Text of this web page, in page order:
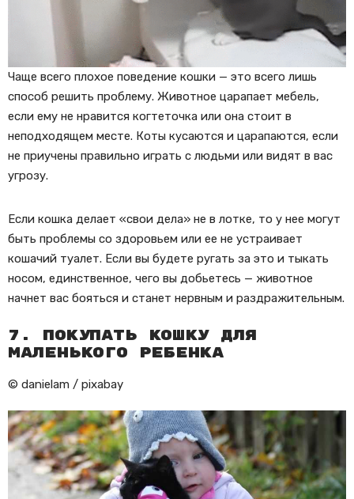
Чаще всего плохое поведение кошки — это всего лишь
способ решить проблему. Животное царапает мебель,
если ему не нравится когтеточка или она стоит в
неподходящем месте. Коты кусаются и царапаются, если
не приучены правильно играть с людьми или видят в вас
угрозу.
Если кошка делает «свои дела» не в лотке, то у нее могут
быть проблемы со здоровьем или ее не устраивает
кошачий туалет. Если вы будете ругать за это и тыкать
носом, единственное, чего вы добьетесь — животное
начнет вас бояться и станет нервным и раздражительным.
7. Покупать кошку для
маленького ребенка
© danielam / pixabay